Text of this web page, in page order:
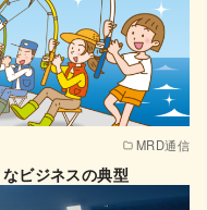
MRD通信
ビジネスの典型